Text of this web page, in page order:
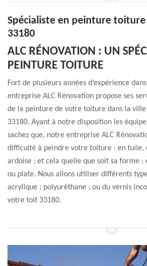
Spécialiste en peinture toiture
33180
ALC RÉNOVATION : UN
PEINTURE TOITURE
Fort de plusieurs années d’expérience
entreprise ALC Rénovation propose ses
de la peinture de votre toiture dans la ville
33180. Ayant à notre disposition les
sachez que, notre entreprise ALC
difficulté à peindre votre toiture : en tuile,
ardoise ; et cela quelle que soit sa forme :
ou plate. Nous allons utiliser différents
acrylique ; polyuréthane ; ou du vernis
votre toit 33180.